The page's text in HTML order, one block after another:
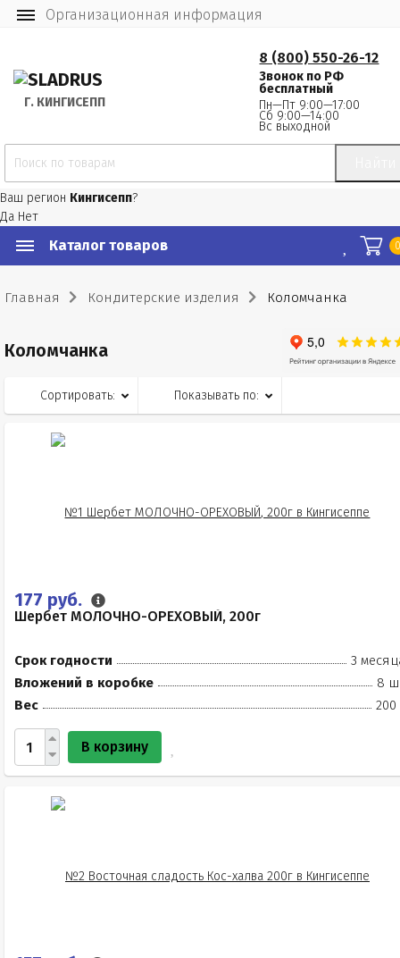
Организационная информация
Г. КИНГИСЕПП
8 (800) 550-26-12
Звонок по РФ
бесплатный
Пн—Пт 9:00—17:00
Сб 9:00—14:00
Вс выходной
Ваш регион Кингисепп?
Да Нет
Каталог товаров
Главная Кондитерские изделия Коломчанка
Коломчанка
Сортировать: Показывать по:
177 руб.
Шербет МОЛОЧНО-ОРЕХОВЫЙ, 200г
Срок годности
3
Вложений в коробке
8
Вес
200
В корзину